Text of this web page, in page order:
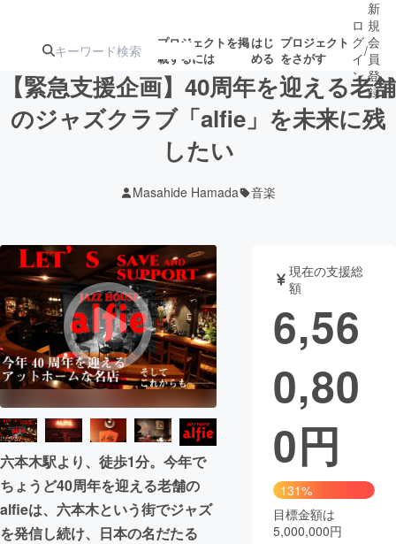
プロジェクトを掲
載するには
はじ
める
プロジェクト
をさがす
注目の新着プロ募集終了が近いプ
テクノロジー・ガジェット
映像・映画 書籍・雑誌
ビジネス・起業 チャレンジ
まちづくり・地域活性化
CAMPFIRE for Social Good
CAMPFIRE Creation
CAMPFIREふるさと納税machi-ya コミュニティ
ロ
グ
イ
ン
/
新
規
会
員
登
録
【緊急支援企画】40周年を迎える老舗
のジャズクラブ「alfie」を未来に残
したい
Masahide Hamada 音楽
六本木駅より、徒歩1分。今年で
ちょうど40周年を迎える老舗の
alfieは、六本木という街でジャズ
を発信し続け、日本の名だたる
現在の支援総
額
6,56
0,80
0円
131%
目標金額は
5,000,000円